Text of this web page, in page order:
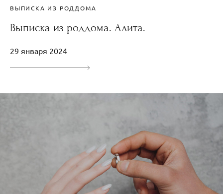
ВЫПИСКА ИЗ РОДДОМА
Выписка из роддома. Алита.
29 января 2024